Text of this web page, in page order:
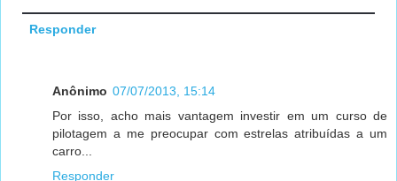
Responder
Anônimo 07/07/2013, 15:14
Por isso, acho mais vantagem investir em um curso de
pilotagem a me preocupar com estrelas atribuídas a um
carro...
Responder